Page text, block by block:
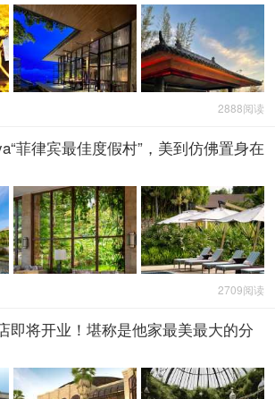
2888阅读
菲律宾最佳度假村”，美到仿佛置身在
2709阅读
即将开业！堪称是他家最美最大的分